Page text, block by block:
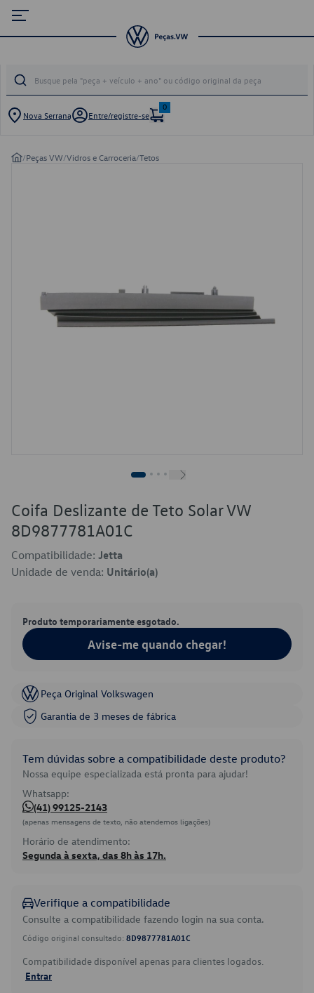
Nova Serrana Entre/registre-se
0
/Peças VW/Vidros e Carroceria/Tetos
Coifa Deslizante de Teto Solar VW
8D9877781A01C
Compatibilidade: Jetta
Unidade de venda: Unitário(a)
Produto temporariamente esgotado.
Avise-me quando chegar!
Peça Original Volkswagen
Garantia de 3 meses de fábrica
Tem dúvidas sobre a compatibilidade deste produto?
Nossa equipe especializada está pronta para ajudar!
Whatsapp:
(41) 99125-2143
(apenas mensagens de texto, não atendemos ligações)
Horário de atendimento:
Segunda à sexta, das 8h às 17h.
Verifique a compatibilidade
Consulte a compatibilidade fazendo login na sua conta.
Código original consultado: 8D9877781A01C
Compatibilidade disponível apenas para clientes logados.
Entrar